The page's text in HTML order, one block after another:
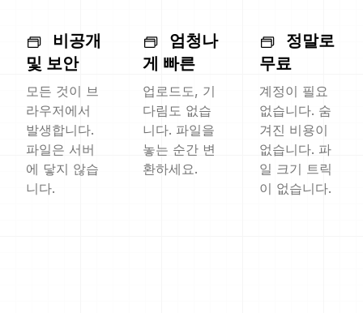
비공개
및 보안
모든 것이 브
라우저에서
발생합니다.
파일은 서버
에 닿지 않습
니다.
엄청나
게 빠른
업로드도, 기
다림도 없습
니다. 파일을
놓는 순간 변
환하세요.
정말로
무료
계정이 필요
없습니다. 숨
겨진 비용이
없습니다. 파
일 크기 트릭
이 없습니다.